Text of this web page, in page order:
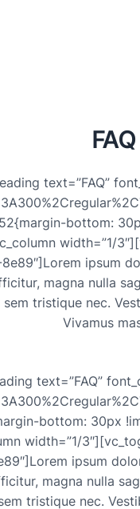
FAQ
text=”FAQ”
bottom:
width=”1/
ipsum
magna nulla
tristique nec.
Vivamus
vel dapibus eros lectus non purus. Proin ultrices augue sapien, quis egestas sem tristique nec. Vestibulum pellentesque posuere augue non euismod. Vivamus massa augue, congue non enim efficitur, feugiat fermentum sem.[/vc_toggle][vc_toggle title=”Lorem ipsum dolor sit amet 2″ style=”round_outline” color=”pink” el_id=”1479717785879-43caf395-877c”]Lorem ipsum dolor sit amet, consectetur adipiscing elit. Quisque fermentum, turpis vitae imperdiet efficitur, magna nulla sagittis odio, vel dapibus eros lectus non purus. Proin ultrices augue sapien, quis egestas sem tristique nec. Vestibulum pellentesque posuere augue non euismod. Vivamus massa augue, congue non enim efficitur, feugiat fermentum sem.[/vc_toggle][vc_toggle title=”Lorem ipsum dolor sit amet 3″ style=”round_outline” color=”pink” el_id=”1479717785324-5122808e-c430″]Lorem ipsum dolor sit amet, consectetur adipiscing elit. Quisque fermentum, turpis vitae imperdiet efficitur, magna nulla sagittis odio, vel dapibus eros lectus non purus. Proin ultrices augue sapien, quis egestas sem tristique nec. Vestibulum pellentesque posuere augue non euismod. Vivamus massa augue, congue non enim efficitur, feugiat fermentum sem.[/vc_toggle][/vc_column][/vc_row][vc_row el_class=”block-bottom50″][vc_column width=”1/3″][vc_toggle title=”Lorem ipsum dolor sit amet” style=”round” color=”turquoise” el_id=”1479718015278-7aeddabe-e414″]Lorem ipsum dolor sit amet, consectetur adipiscing elit. Quisque fermentum, turpis vitae imperdiet efficitur, magna nulla sagittis odio, vel dapibus eros lectus non purus. Proin ultrices augue sapien, quis egestas sem tristique nec. Vestibulum pellentesque posuere augue non euismod. Vivamus massa augue, congue non enim efficitur, feugiat fermentum sem.[/vc_toggle][vc_toggle title=”Lorem ipsum dolor sit amet” style=”round” color=”turquoise” el_id=”1479718062997-8ae5fce9-3d71″]Lorem ipsum